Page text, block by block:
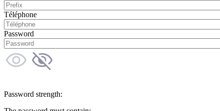
Téléphone
Password
Password strength: